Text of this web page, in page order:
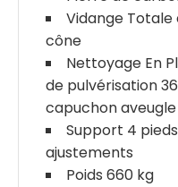
Vidange
cône
Nettoyage En
de pulvérisation
capuchon
Support 4
ajustements
Poids 660 kg